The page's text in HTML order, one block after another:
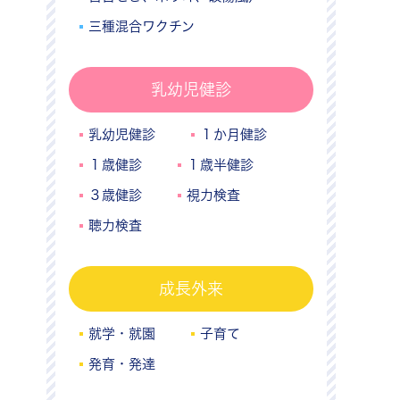
三種混合ワクチン
乳幼児健診
乳幼児健診 １か月健診
１歳健診 １歳半健診
３歳健診 視力検査
聴力検査
成長外来
就学・就園 子育て
発育・発達